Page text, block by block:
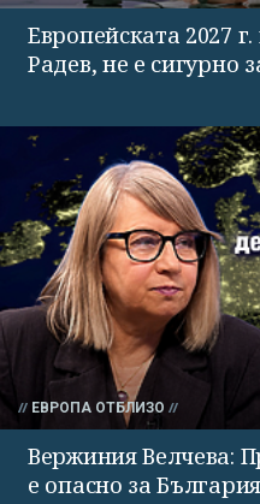
Европейската 2027
Радев, не е сигурно
ЕВРОПА ОТБЛИЗО
Вержиния Велчева:
е опасно за България